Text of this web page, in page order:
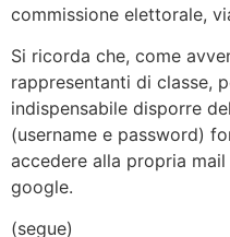
commissione elettorale,
Si ricorda che, come
rappresentanti di classe,
indispensabile disporre
(username e password)
accedere alla propria
google.
(segue)